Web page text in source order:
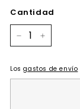
Cantidad
Losgastos de envío